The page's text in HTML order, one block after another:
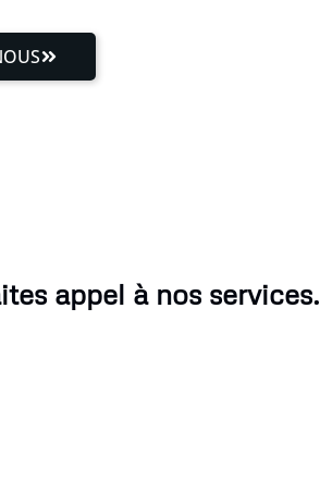
appel à nos services.